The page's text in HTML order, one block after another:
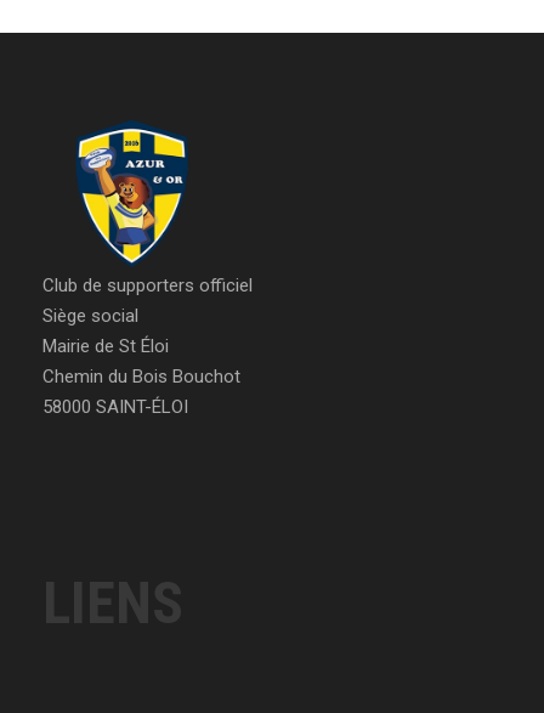
Club de supporters officiel
Siège social
Mairie de St Éloi
Chemin du Bois Bouchot
58000 SAINT-ÉLOI
LIENS